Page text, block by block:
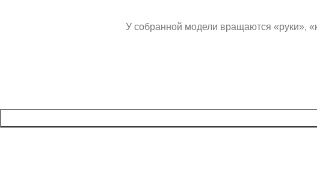
У собранной модели вращаются «руки»,